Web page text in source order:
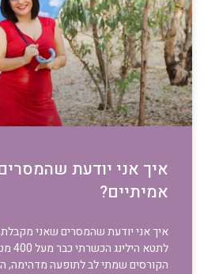
איך אני יודעת
אמיתיים?
איך אני יודעת שהמסרים שאני
הקורסים שמתי לב לתופעה מדהימה,